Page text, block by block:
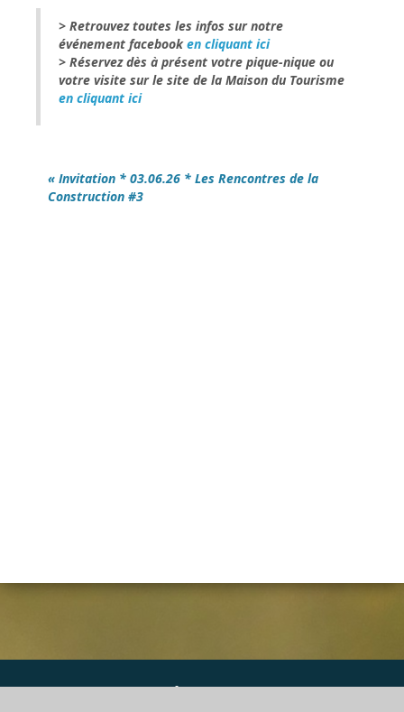
> Retrouvez toutes les infos sur notre
événement facebooken cliquant ici
> Réservez dès à présent votre pique-nique ou
votre visite sur le site de la Maison du Tourisme
en cliquant ici
« Invitation * 03.06.26 * Les Rencontres de la
Construction #3
DGS Informatique SPRL